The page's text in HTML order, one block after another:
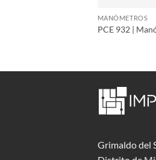
MANÓMETROS
PCE 932 |
Grimaldo del